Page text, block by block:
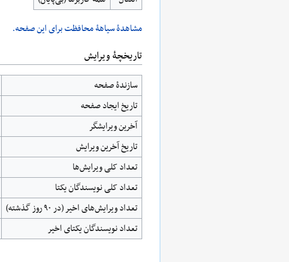
مشاهدۀ سیاهۀ محافظت برای این صفحه.
تاریخچۀ ویرایش
سازندۀ صفحه
تاریخ ایجاد صفحه
آخرین ویرایشگر
تاریخ آخرین ویرایش
تعداد کلی ویرایش‌ها
تعداد کلی نویسندگان یکتا
تعداد ویرایش‌های اخیر (در ۹۰ روز گذشته)
تعداد نویسندگان یکتای اخیر